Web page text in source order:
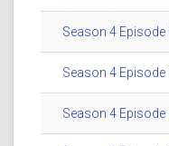
Season 4
Season 4
Season 4